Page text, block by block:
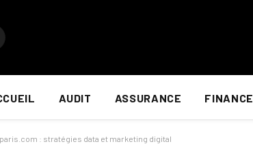
AUDIT ASSURANCE FINANCE
: stratégies data et marketing digital